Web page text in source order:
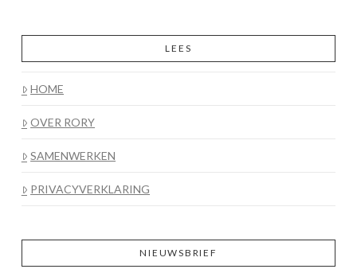
LEES
HOME
OVER RORY
SAMENWERKEN
PRIVACYVERKLARING
NIEUWSBRIEF